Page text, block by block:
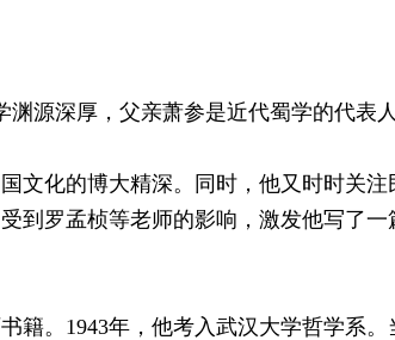
源深厚，父亲萧参是近代蜀学的代表
文化的博大精深。同时，他又时时关
到罗孟桢等老师的影响，激发他写了
籍。1943年，他考入武汉大学哲学系